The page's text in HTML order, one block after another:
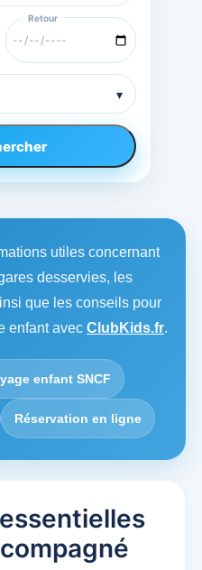
▾
utiles concernant
desservies, les
que les conseils pour
enfant avec ClubKids.fr.
enfant SNCF
Réservation en ligne